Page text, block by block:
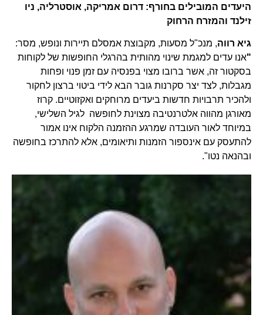
היעדים המובילים בחורף: דרום אמריקה, אוסטרליה, ניו
זילנד והמזרח הרחוק
גיא רווה, מנכ"ל מסעות, מקבוצת אמסלם תיירות ונופש, מסר:
"אנו עדים למגמת שינוי מהותית בהרגלי החופשות של לקוחות
בסקטור זה, אשר ברובו מצוי בפנסיה עם זמן פנוי ופחות
מגבלות, לצד יצר סקרנות גובר הבא לידי ביטוי ברצון לחקור
ולהכיר תרבויות חדשות ביעדים מרוחקים ואקזוטיים. קרוז
מאורגן מהווה אלטרנטיבה מצוינת לחופשה לגיל השלישי,
במיוחד לאור העובדה שמרגע ההזמנה הלקוח אינו אמור
להתעסק עם אינספור הזמנות ותיאומים, אלא להתרכז בחופשה
ובהנאה נטו".